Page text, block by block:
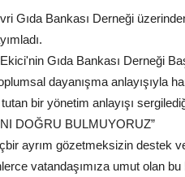
Gıda Bankası Derneği
Gıda Bankası Derneği
dayanışma anlayışıyla
bir yönetim anlayışı
DOĞRU BULMUYORUZ”
ayrım gözetmeksizin destek
vatandaşımıza umut olan bu